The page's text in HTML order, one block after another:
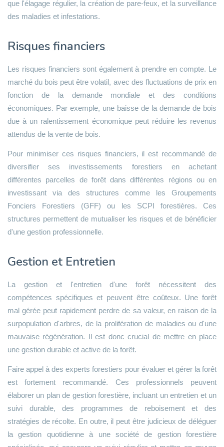
que l'élagage régulier, la création de pare-feux, et la surveillance
des maladies et infestations.
Risques financiers
Les risques financiers sont également à prendre en compte. Le
marché du bois peut être volatil, avec des fluctuations de prix en
fonction de la demande mondiale et des conditions
économiques. Par exemple, une baisse de la demande de bois
due à un ralentissement économique peut réduire les revenus
attendus de la vente de bois.
Pour minimiser ces risques financiers, il est recommandé de
diversifier ses investissements forestiers en achetant
différentes parcelles de forêt dans différentes régions ou en
investissant via des structures comme les Groupements
Fonciers Forestiers (GFF) ou les SCPI forestières. Ces
structures permettent de mutualiser les risques et de bénéficier
d'une gestion professionnelle.
Gestion et Entretien
La gestion et l'entretien d'une forêt nécessitent des
compétences spécifiques et peuvent être coûteux. Une forêt
mal gérée peut rapidement perdre de sa valeur, en raison de la
surpopulation d'arbres, de la prolifération de maladies ou d'une
mauvaise régénération. Il est donc crucial de mettre en place
une gestion durable et active de la forêt.
Faire appel à des experts forestiers pour évaluer et gérer la forêt
est fortement recommandé. Ces professionnels peuvent
élaborer un plan de gestion forestière, incluant un entretien et un
suivi durable, des programmes de reboisement et des
stratégies de récolte. En outre, il peut être judicieux de déléguer
la gestion quotidienne à une société de gestion forestière